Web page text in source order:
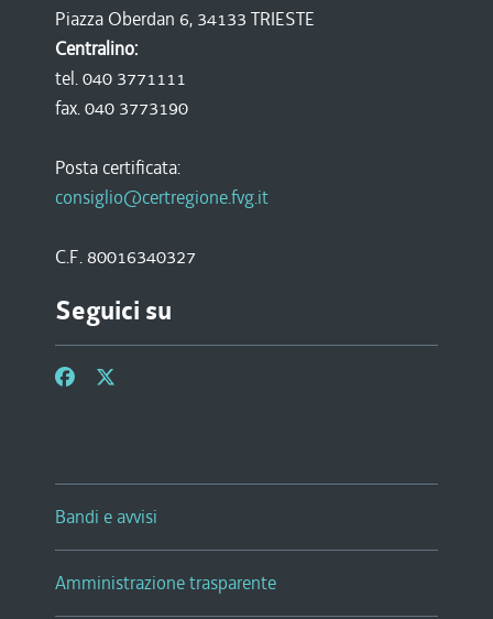
Piazza Oberdan 6, 34133 TRIESTE
Centralino:
tel. 040 3771111
fax. 040 3773190
Posta certificata:
consiglio@certregione.fvg.it
C.F. 80016340327
Seguici su
Bandi e avvisi
Amministrazione trasparente